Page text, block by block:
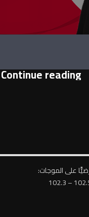
Continue reading
على الموجات:
102.3 –